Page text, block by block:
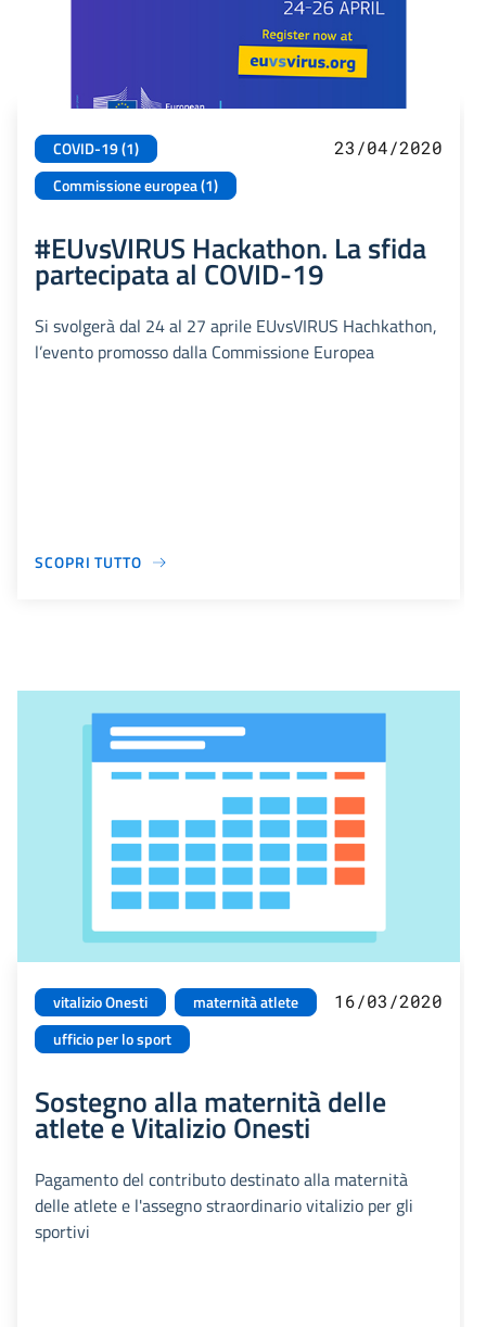
COVID-19 (1)
Commissione europea (1)
23/04/2020
#EUvsVIRUS Hackathon. La sfida
partecipata al COVID-19
Si svolgerà dal 24 al 27 aprile EUvsVIRUS Hachkathon,
l’evento promosso dalla Commissione Europea
SCOPRI TUTTO
vitalizio Onesti
maternità atlete
ufficio per lo sport
16/03/2020
Sostegno alla maternità delle
atlete e Vitalizio Onesti
Pagamento del contributo destinato alla maternità
delle atlete e l'assegno straordinario vitalizio per gli
sportivi